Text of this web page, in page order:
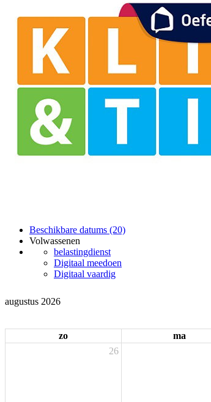
Beschikbare datums (20)
Volwassenen
belastingdienst
Digitaal meedoen
Digitaal vaardig
augustus 2026
zo ma
26